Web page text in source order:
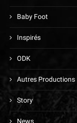
Baby Foot
Inspirés
ODK
Autres Productions
Story
News